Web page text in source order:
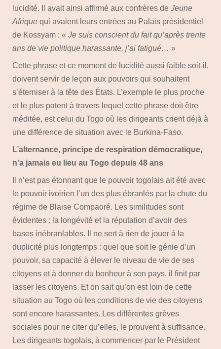
lucidité. Il avait ainsi affirmé aux confrères de Jeune
Afriquequi avaient leurs entrées au Palais présidentiel
de Kossyam : « Je suis conscient du fait qu’après trente
ans de vie politique harassante, j’ai fatigué… »
Cette phrase et ce moment de lucidité aussi faible soit-il,
doivent servir de leçon aux pouvoirs qui souhaitent
s’éterniser à la tête des États. L’exemple le plus proche
et le plus patent à travers lequel cette phrase doit être
méditée, est celui du Togo où les dirigeants crient déjà à
une différence de situation avec le Burkina-Faso.
L’alternance, principe de respiration démocratique,
n’a jamais eu lieu au Togo depuis 48 ans
Il n’est pas étonnant que le pouvoir togolais ait été avec
le pouvoir ivoirien l’un des plus ébranlés par la chute du
régime de Blaise Compaoré. Les similitudes sont
évidentes : la longévité et la réputation d’avoir des
bases inébranlables. Il ne sert à rien de jouer à la
duplicité plus longtemps : quel que soit le génie d’un
pouvoir, sa capacité à élever le niveau de vie de ses
citoyens et à donner du bonheur à son pays, il finit par
lasser les citoyens. Et on sait qu’on est loin de cette
situation au Togo où les conditions de vie des citoyens
sont encore harassantes. Les différentes grèves
sociales pour ne citer qu’elles, le prouvent à suffisance.
Les dirigeants togolais, à commencer par le Président